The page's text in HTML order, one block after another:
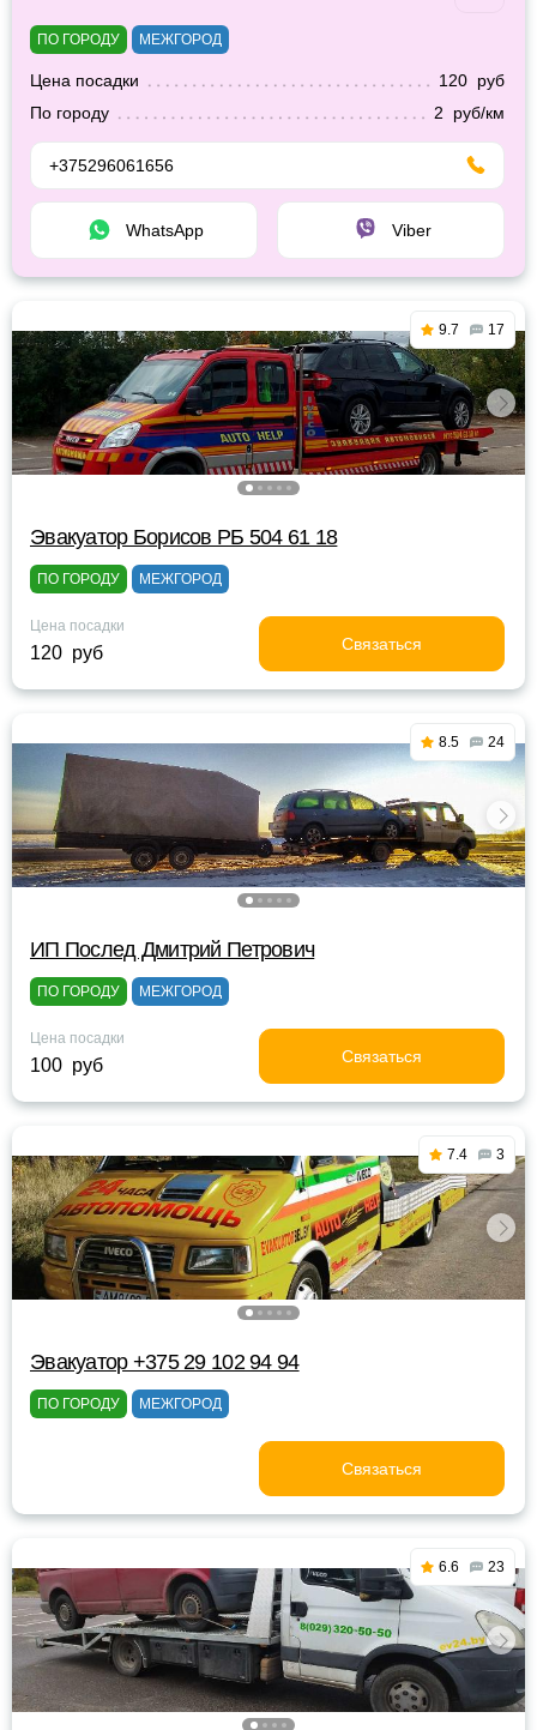
ПО ГОРОДУ МЕЖГОРОД
Цена посадки
120 руб
По городу
2 руб/км
+375296061656
WhatsApp Viber
9.7 17
Эвакуатор Борисов РБ 504 61 18
ПО ГОРОДУ МЕЖГОРОД
Цена посадки
120 руб Связаться
8.5 24
ИП Послед Дмитрий Петрович
ПО ГОРОДУ МЕЖГОРОД
Цена посадки
100 руб Связаться
7.4 3
Эвакуатор +375 29 102 94 94
ПО ГОРОДУ МЕЖГОРОД
Связаться
6.6 23